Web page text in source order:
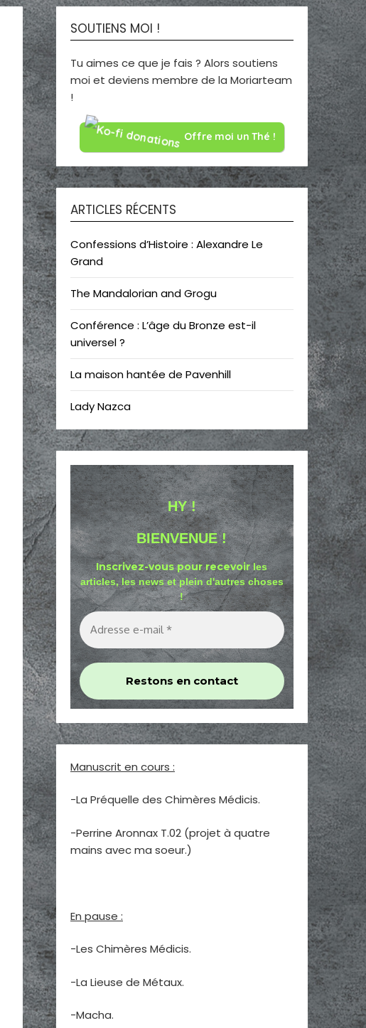
SOUTIENS MOI !
Tu aimes ce que je fais ? Alors soutiens
moi et deviens membre de la Moriarteam
!
Offre moi un Thé !
ARTICLES RÉCENTS
Confessions d’Histoire : Alexandre Le
Grand
The Mandalorian and Grogu
Conférence : L’âge du Bronze est-il
universel ?
La maison hantée de Pavenhill
Lady Nazca
HY !
BIENVENUE !
Inscrivez-vous pour recevoirles
articles, les news et plein d'autres choses
!
Manuscrit en cours :
-La Préquelle des Chimères Médicis.
-Perrine Aronnax T.02 (projet à quatre
mains avec ma soeur.)
En pause :
-Les Chimères Médicis.
-La Lieuse de Métaux.
-Macha.